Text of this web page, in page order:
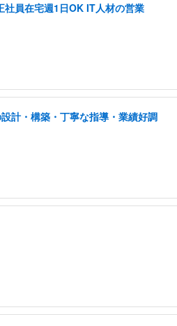
員在宅週1日OK IT人材の営業
計・構築・丁寧な指導・業績好調